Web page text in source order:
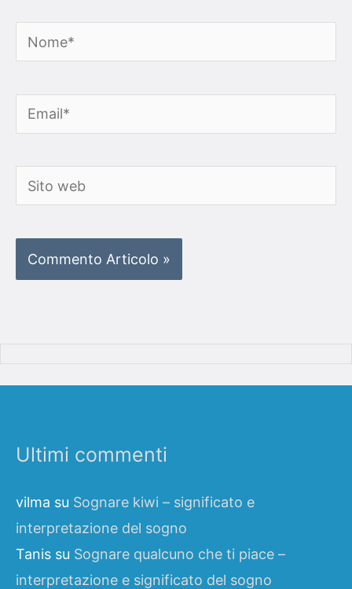
Nome*
Email*
Sito
web
Ultimi commenti
vilma su Sognare kiwi – significato e
interpretazione del sogno
Tanis su Sognare qualcuno che ti piace –
interpretazione e significato del sogno